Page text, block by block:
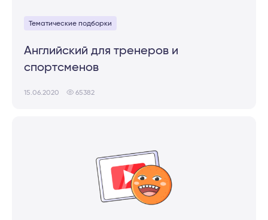
Тематические подборки
Английский для тренеров и
спортсменов
15.06.2020 65382